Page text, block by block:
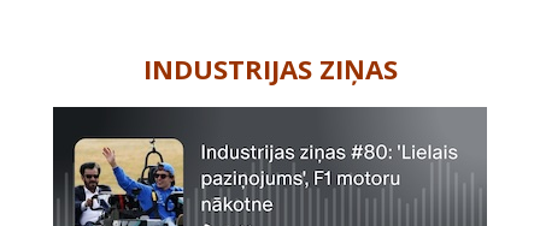
INDUSTRIJAS ZIŅAS